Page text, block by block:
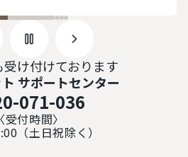
受け付けております
サポートセンター
071-036
〈受付時間〉
（土日祝除く）